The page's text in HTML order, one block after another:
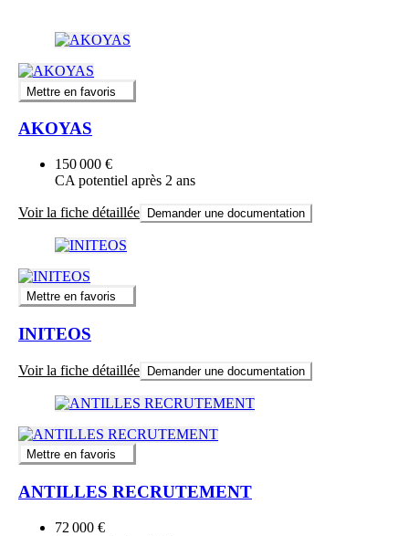
Mettre en favoris
AKOYAS
150 000 €
CA potentiel après 2 ans
Voir la fiche détaillée Demander une documentation
Mettre en favoris
INITEOS
Voir la fiche détaillée Demander une documentation
Mettre en favoris
ANTILLES RECRUTEMENT
72 000 €